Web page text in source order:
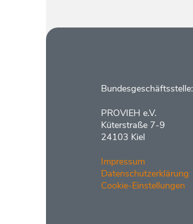
Kontakt
Bundesgeschäftsstelle:
PROVIEH e.V.
Küterstraße 7-9
24103 Kiel
Impressum
Datenschutzerklärung
Cookie-Einstellungen